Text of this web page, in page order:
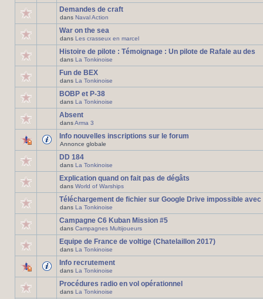
Demandes de craft
dans Naval Action
War on the sea
dans Les crasseux en marcel
Histoire de pilote : Témoignage : Un pilote de Rafale au des
dans La Tonkinoise
Fun de BEX
dans La Tonkinoise
BOBP et P-38
dans La Tonkinoise
Absent
dansArma 3
Info nouvelles inscriptions sur le forum
Annonce globale
DD 184
dans La Tonkinoise
Explication quand on fait pas de dégâts
dans World of Warships
Téléchargement de fichier sur Google Drive impossible avec
dans La Tonkinoise
Campagne C6 Kuban Mission #5
dans Campagnes Multijoueurs
Equipe de France de voltige (Chatelaillon 2017)
dans La Tonkinoise
Info recrutement
dans La Tonkinoise
Procédures radio en vol opérationnel
dans La Tonkinoise